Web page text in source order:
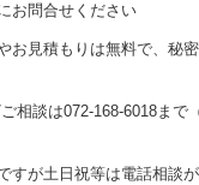
お問合せください
お見積もりは無料で、秘
相談は072-168-6018まで
すが土日祝等は電話相談